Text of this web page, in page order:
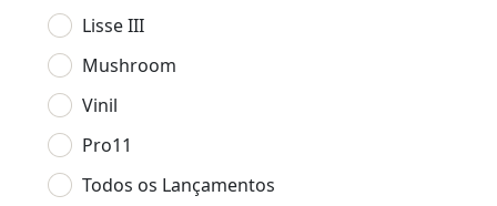
Lisse III
Mushroom
Vinil
Pro11
Todos os Lançamentos